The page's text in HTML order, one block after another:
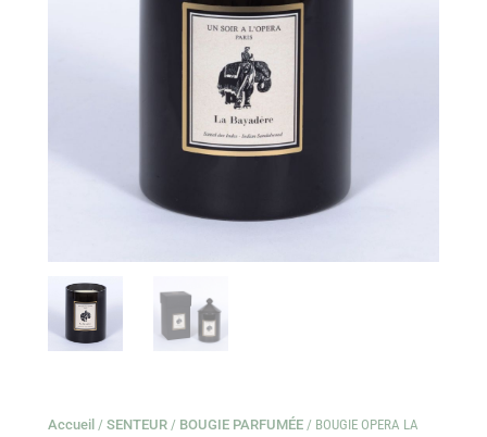
Accueil /SENTEUR / BOUGIE PARFUMÉE / BOUGIE OPERA LA